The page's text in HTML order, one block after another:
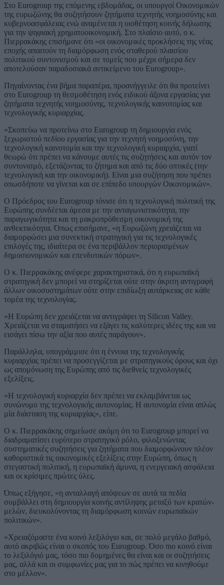
Στο Eurogroup της επόμενης εβδομάδας, οι υπουργοί Οικονομικών
της ευρωζώνης θα συζητήσουν ζητήματα τεχνητής νοημοσύνης και
κυβερνοασφάλειας ενώ αναμένεται η υιοθέτηση κοινής δήλωσης
για την ψηφιακή χρηματοοικονομική. Στο πλαίσιο αυτό, ο κ.
Πιερρακάκης επισήμανε ότι «οι οικονομικές προκλήσεις της νέας
εποχής απαιτούν τη διαμόρφωση ενός σταθερού πλαισίου
πολιτικού συντονισμού και σε τομείς που μέχρι σήμερα δεν
αποτελούσαν παραδοσιακά αντικείμενο του Eurogroup».
Πηγαίνοντας ένα βήμα παραπέρα, προανήγγειλε ότι θα προτείνει
στο Eurogroup τη θεσμοθέτηση ενός ειδικού άξονα εργασίας για
ζητήματα τεχνητής νοημοσύνης, τεχνολογικής καινοτομίας και
τεχνολογικής κυριαρχίας.
«Σκοπεύω να προτείνω στο Eurogroup τη δημιουργία ενός
ξεχωριστού πεδίου εργασίας για την τεχνητή νοημοσύνη, την
τεχνολογική καινοτομία και την τεχνολογική κυριαρχία, γιατί
θεωρώ ότι πρέπει να κάνουμε αυτές τις συζητήσεις και αυτόν τον
συντονισμό, εξετάζοντας το ζήτημα και από τις δύο οπτικές (την
τεχνολογική και την οικονομική). Είναι μια συζήτηση που πρέπει
οπωσδήποτε να γίνεται και σε επίπεδο υπουργών Οικονομικών».
Ο Πρόεδρος του Eurogroup τόνισε ότι η τεχνολογική πολιτική της
Ευρώπης συνδέεται άμεσα με την ανταγωνιστικότητα, την
παραγωγικότητα και τη μακροπρόθεσμη οικονομική της
ανθεκτικότητα. Όπως επισήμανε, «η Ευρωζώνη χρειάζεται να
διαμορφώσει μια συνεκτική στρατηγική για τις τεχνολογικές
επιλογές της, ιδιαίτερα σε ένα περιβάλλον περιορισμένων
δημοσιονομικών και επενδυτικών πόρων».
Ο κ. Πιερρακάκης ανέφερε χαρακτηριστικά, ότι η ευρωπαϊκή
στρατηγική δεν μπορεί να στηρίζεται ούτε στην άκριτη αντιγραφή
άλλων οικοσυστημάτων ούτε στην επιδίωξη αυτάρκειας σε κάθε
τομέα της τεχνολογίας.
«Η Ευρώπη δεν χρειάζεται να αντιγράψει τη Silicon Valley.
Χρειάζεται να σταματήσει να εξάγει τις καλύτερες ιδέες της και να
εισάγει πίσω την αξία που αυτές παράγουν».
Παράλληλα, υπογράμμισε ότι η έννοια της τεχνολογικής
κυριαρχίας πρέπει να προσεγγίζεται με στρατηγικούς όρους και όχι
ως απομόνωση της Ευρώπης από τις διεθνείς τεχνολογικές
εξελίξεις.
«Η τεχνολογική κυριαρχία δεν πρέπει να εκλαμβάνεται ως
συνώνυμο της τεχνολογικής αυτονομίας. Η αυτονομία είναι απλώς
μία διάσταση της κυριαρχίας», είπε.
Ο κ. Πιερρακάκης σημείωσε ακόμη ότι το Eurogroup μπορεί να
διαδραματίσει ευρύτερο στρατηγικό ρόλο, φιλοξενώντας
συστηματικές συζητήσεις για ζητήματα που διαμορφώνουν πλέον
καθοριστικά τις οικονομικές εξελίξεις στην Ευρώπη, όπως η
στεγαστική πολιτική, η ευρωπαϊκή άμυνα, η ενεργειακή ασφάλεια
και οι κρίσιμες πρώτες ύλες.
Όπως εξήγησε, «η ανταλλαγή απόψεων σε αυτά τα πεδία
συμβάλλει στη δημιουργία κοινής αντίληψης μεταξύ των κρατών-
μελών, διευκολύνοντας τη διαμόρφωση κοινών ευρωπαϊκών
πολιτικών».
«Χρειαζόμαστε ένα κοινό λεξιλόγιο και, σε πολύ μεγάλο βαθμό,
αυτό ακριβώς είναι ο σκοπός του Eurogroup. Όσο πιο κοινό είναι
το λεξιλόγιό μας, τόσο πιο δομημένες θα είναι και οι συζητήσεις
μας, αλλά και οι συμφωνίες μας για το πώς πρέπει να κινηθούμε
στο μέλλον».